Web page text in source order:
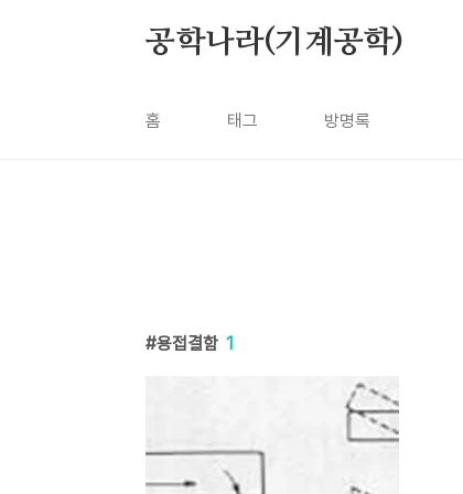
공학나라(기계공학)
홈 태그 방명록
용접결함 1